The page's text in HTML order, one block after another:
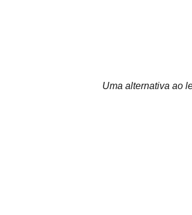
Uma alternativa ao